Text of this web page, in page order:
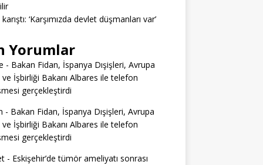
‘Karşımızda devlet düşmanları var’
Yorumlar
- Bakan Fidan, İspanya Dışişleri, Avrupa
İşbirliği Bakanı Albares ile telefon
gerçekleştirdi
- Bakan Fidan, İspanya Dışişleri, Avrupa
İşbirliği Bakanı Albares ile telefon
gerçekleştirdi
- Eskişehir’de tümör ameliyatı sonrası